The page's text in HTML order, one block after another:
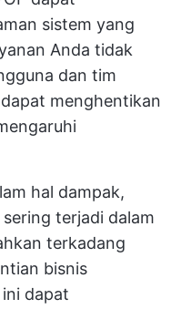
sistem yang
Anda tidak
dan tim
menghentikan
hal dampak,
sering terjadi dalam
terkadang
bisnis
dapat